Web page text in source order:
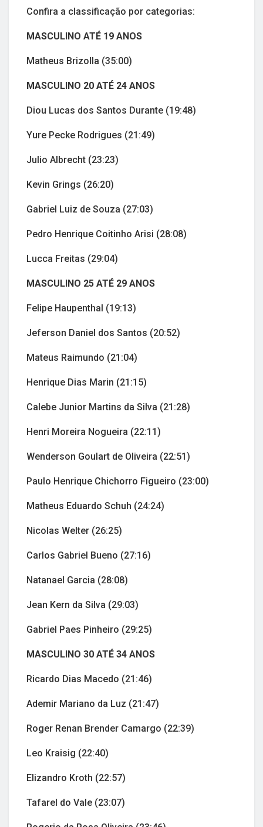
Confira a classificação por categorias:
MASCULINO ATÉ 19 ANOS
Matheus Brizolla (35:00)
MASCULINO 20 ATÉ 24 ANOS
Diou Lucas dos Santos Durante (19:48)
Yure Pecke Rodrigues (21:49)
Julio Albrecht (23:23)
Kevin Grings (26:20)
Gabriel Luiz de Souza (27:03)
Pedro Henrique Coitinho Arisi (28:08)
Lucca Freitas (29:04)
MASCULINO 25 ATÉ 29 ANOS
Felipe Haupenthal (19:13)
Jeferson Daniel dos Santos (20:52)
Mateus Raimundo (21:04)
Henrique Dias Marin (21:15)
Calebe Junior Martins da Silva (21:28)
Henri Moreira Nogueira (22:11)
Wenderson Goulart de Oliveira (22:51)
Paulo Henrique Chichorro Figueiro (23:00)
Matheus Eduardo Schuh (24:24)
Nicolas Welter (26:25)
Carlos Gabriel Bueno (27:16)
Natanael Garcia (28:08)
Jean Kern da Silva (29:03)
Gabriel Paes Pinheiro (29:25)
MASCULINO 30 ATÉ 34 ANOS
Ricardo Dias Macedo (21:46)
Ademir Mariano da Luz (21:47)
Roger Renan Brender Camargo (22:39)
Leo Kraisig (22:40)
Elizandro Kroth (22:57)
Tafarel do Vale (23:07)